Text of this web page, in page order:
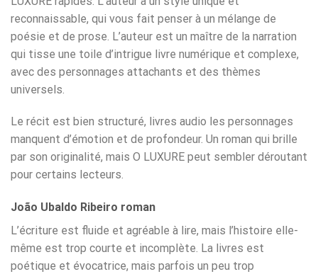
reconnaissable, qui vous fait penser à un mélange de
poésie et de prose. L’auteur est un maître de la narration
qui tisse une toile d’intrigue livre numérique et complexe,
avec des personnages attachants et des thèmes
universels.
Le récit est bien structuré, livres audio les personnages
manquent d’émotion et de profondeur. Un roman qui brille
par son originalité, mais O LUXURE peut sembler déroutant
pour certains lecteurs.
João Ubaldo Ribeiro roman
L’écriture est fluide et agréable à lire, mais l’histoire elle-
même est trop courte et incomplète. La livres est
poétique et évocatrice, mais parfois un peu trop